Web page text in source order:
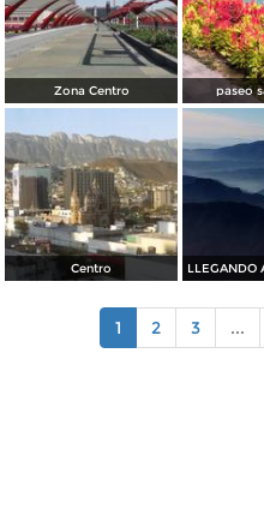
Zona Centro paseo
Centro LLEGANDO
1 2 3 ...